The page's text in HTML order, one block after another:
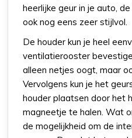
heerlijke geur in je auto,
ook nog eens zeer stijlvol.
De houder kun je heel
ventilatierooster
alleen netjes oogt, maar
Vervolgens kun je het
houder plaatsen door het
magneetje te halen. Wat
de mogelijkheid om de